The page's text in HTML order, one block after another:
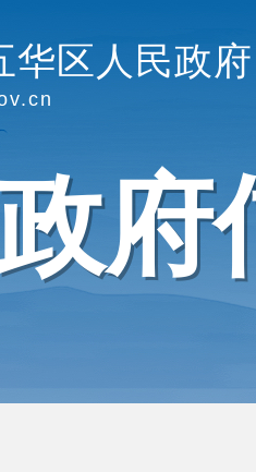
华区人民政府
府